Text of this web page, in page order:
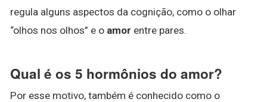
regula alguns aspectos da cognição, como o olhar
“olhos nos olhos” e o amor entre pares.
Qual é os 5 hormônios do amor?
Por esse motivo, também é conhecido como o